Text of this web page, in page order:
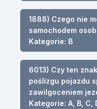
1888) Czego nie
samochodem
Kategorie: B
6013) Czy ten
poślizgu pojazdu
zawilgoceniem
Kategorie: A, B, C,